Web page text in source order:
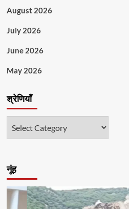
August 2026
July 2026
June 2026
May 2026
श्रेणियाँ
नूंह